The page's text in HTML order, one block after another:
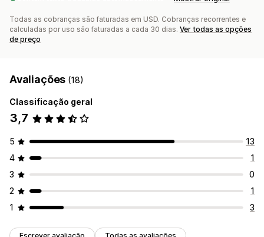
Todas as cobranças são faturadas em USD. Cobranças recorrentes e
calculadas por uso são faturadas a cada 30 dias. Ver todas as opções
de preço
Avaliações (18)
Classificação geral
3,7
5
13
4
1
3
0
2
1
1
3